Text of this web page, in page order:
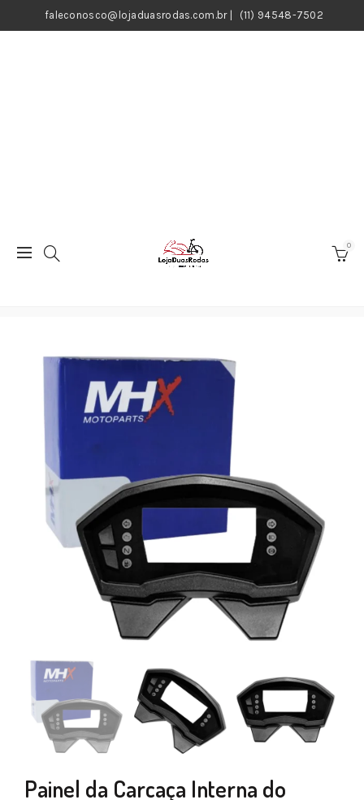
faleconosco@lojaduasrodas.com.br| (11) 94548-7502
0
Painel da Carcaça Interna do